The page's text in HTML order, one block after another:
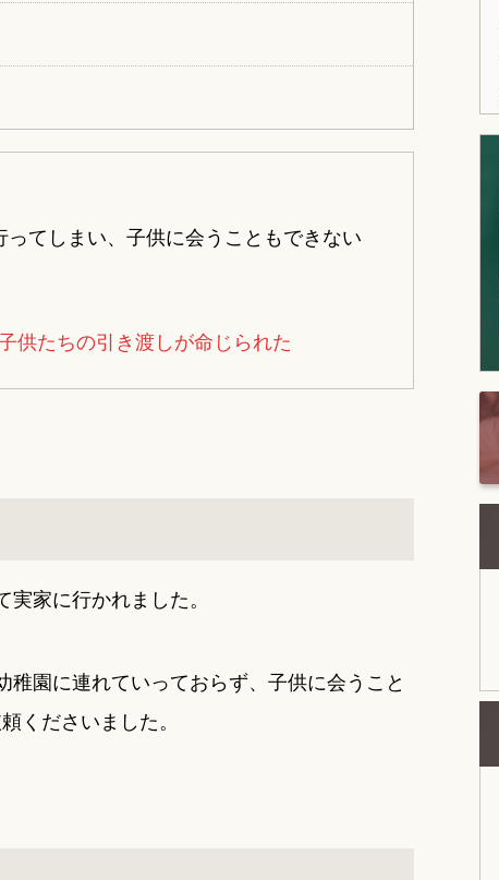
てしまい、子供に会うこともできない
供たちの引き渡しが命じられた
家に行かれました。
園に連れていっておらず、子供に会うこと
くださいました。